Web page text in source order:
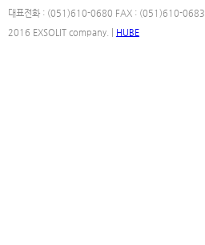
대표전화 : (051)610-0680 FAX : (051)610-0683
2016 EXSOLIT company. | HUBE